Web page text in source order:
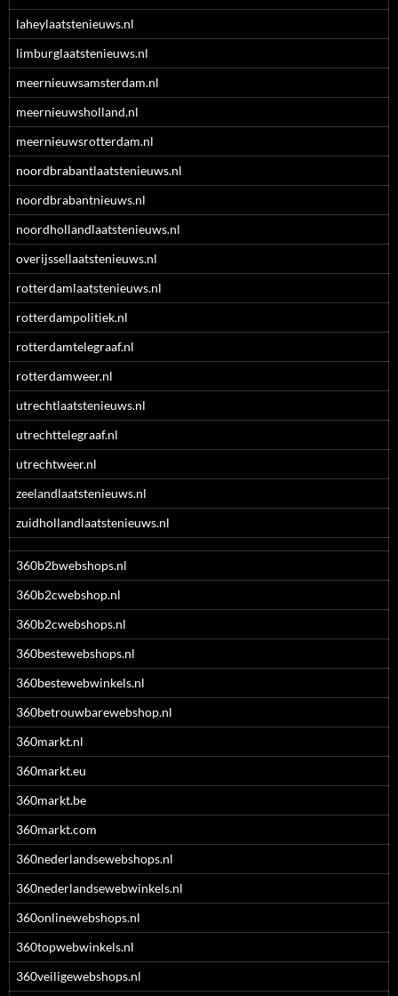
laheylaatstenieuws.nl
limburglaatstenieuws.nl
meernieuwsamsterdam.nl
meernieuwsholland.nl
meernieuwsrotterdam.nl
noordbrabantlaatstenieuws.nl
noordbrabantnieuws.nl
noordhollandlaatstenieuws.nl
overijssellaatstenieuws.nl
rotterdamlaatstenieuws.nl
rotterdampolitiek.nl
rotterdamtelegraaf.nl
rotterdamweer.nl
utrechtlaatstenieuws.nl
utrechttelegraaf.nl
utrechtweer.nl
zeelandlaatstenieuws.nl
zuidhollandlaatstenieuws.nl
360b2bwebshops.nl
360b2cwebshop.nl
360b2cwebshops.nl
360bestewebshops.nl
360bestewebwinkels.nl
360betrouwbarewebshop.nl
360markt.nl
360markt.eu
360markt.be
360markt.com
360nederlandsewebshops.nl
360nederlandsewebwinkels.nl
360onlinewebshops.nl
360topwebwinkels.nl
360veiligewebshops.nl